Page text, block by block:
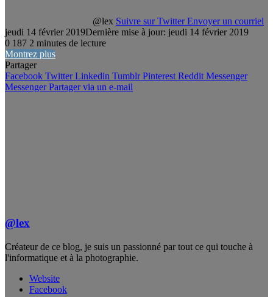
@lex Suivre sur Twitter Envoyer un courriel
jeudi 14 février 2019Dernière mise à jour: jeudi 14 février 2019
0 187 2 minutes de lecture
Montrez plus
Partager
Facebook Twitter Linkedin Tumblr Pinterest Reddit Messenger
Messenger Partager via un e-mail
@lex
Créateur de ce blog, je suis un passionné par tout ce qui touche à
l'informatique et à la photographie.
Website
Facebook